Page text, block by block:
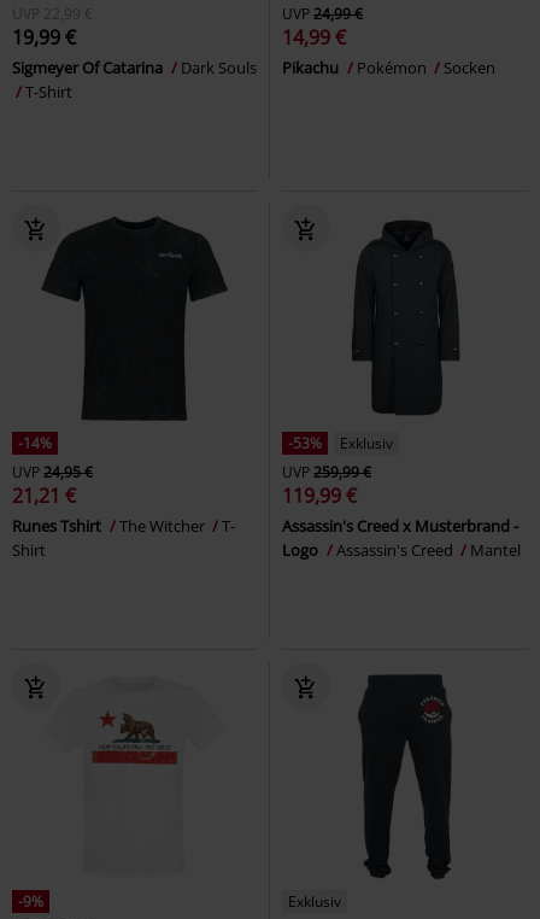
UVP 22,99 €
19,99 €
Sigmeyer Of Catarina
Dark Souls
T-Shirt
UVP24,99 €
14,99 €
Pikachu Pokémon Socken
-14%
UVP24,95 €
21,21 €
Runes Tshirt The Witcher
T-
Shirt
-53%
Exklusiv
UVP259,99 €
119,99 €
Assassin's Creed x Musterbrand -
Logo
Assassin's Creed Mantel
-9%
Exklusiv